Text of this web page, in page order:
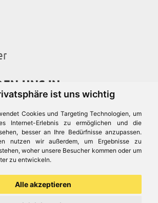
ist uns wichtig
Cookies und Targeting Technologien, um
Internet-Erlebnis zu ermöglichen und die
besser an Ihre Bedürfnisse anzupassen.
nutzen wir außerdem, um Ergebnisse zu
woher unsere Besucher kommen oder um
zu entwickeln.
Alle akzeptieren
UNS IN